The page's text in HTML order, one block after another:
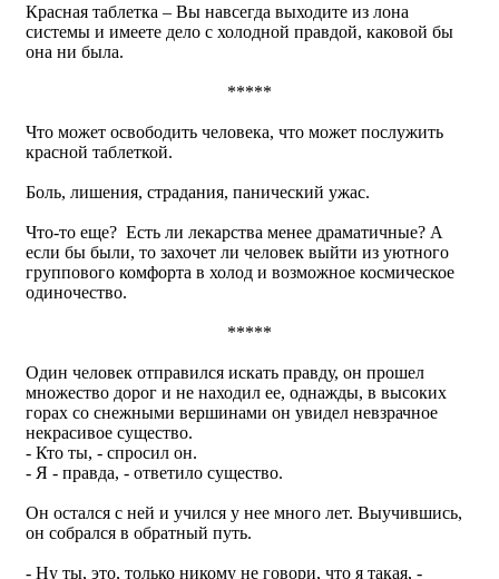
Красная таблетка – Вы навсегда выходите из лона
системы и имеете дело с холодной правдой, каковой бы
она ни была.
*****
Что может освободить человека, что может послужить
красной таблеткой.
Боль, лишения, страдания, панический ужас.
Что-то еще? Есть ли лекарства менее драматичные? А
если бы были, то захочет ли человек выйти из уютного
группового комфорта в холод и возможное космическое
одиночество.
*****
Один человек отправился искать правду, он прошел
множество дорог и не находил ее, однажды, в высоких
горах со снежными вершинами он увидел невзрачное
некрасивое существо.
- Кто ты, - спросил он.
- Я - правда, - ответило существо.
Он остался с ней и учился у нее много лет. Выучившись,
он собрался в обратный путь.
- Ну ты, это, только никому не говори, что я такая, -